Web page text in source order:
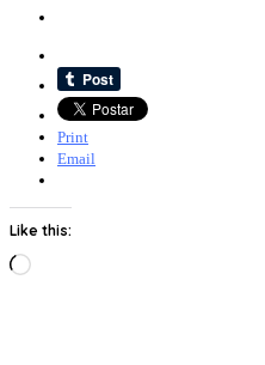
Print
Email
Like this:
Loading…